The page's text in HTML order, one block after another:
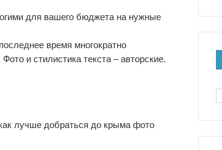
для вашего бюджета на нужные
время многократно
и стилистика текста – авторские.